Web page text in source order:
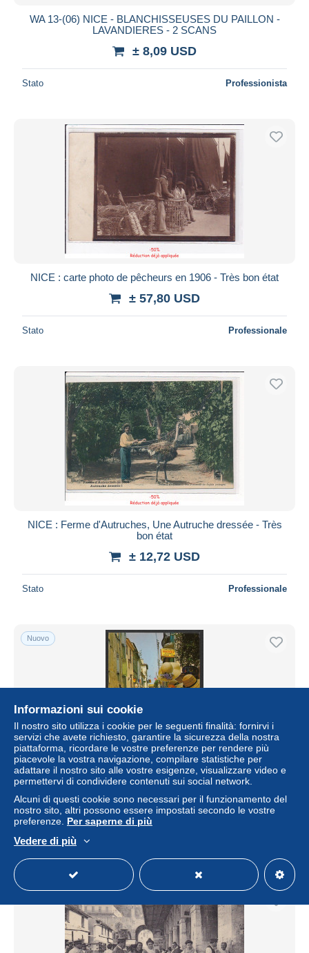
WA 13-(06) NICE - BLANCHISSEUSES DU PAILLON -
LAVANDIERES - 2 SCANS
± 8,09 USD
Stato Professionista
NICE : carte photo de pêcheurs en 1906 - Très bon état
± 57,80 USD
Stato Professionale
NICE : Ferme d'Autruches, Une Autruche dressée - Très
bon état
± 12,72 USD
Stato Professionale
Nuovo
Promenade dans une rue provençale Cote d'Azur vintage
Y.P.A. postcard
± 4,34 USD 5,00 € -25%
Stato
Informazioni sui cookie
Il nostro sito utilizza i cookie per le seguenti finalità: fornirvi i
servizi che avete richiesto, garantire la sicurezza della nostra
piattaforma, ricordare le vostre preferenze per rendere più
piacevole la vostra navigazione, compilare statistiche per
adattare il nostro sito alle vostre esigenze, visualizzare video e
permettervi di condividere contenuti sui social network.
Alcuni di questi cookie sono necessari per il funzionamento del
nostro sito, altri possono essere impostati secondo le vostre
preferenze. Per saperne di più
Vedere di più